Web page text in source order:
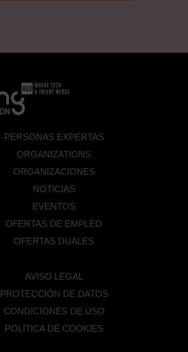
PERSONAS EXPERTAS
ORGANIZATIONS
ORGANIZACIONES
NOTICIAS
EVENTOS
OFERTAS DE EMPLEO
OFERTAS DUALES
AVISO LEGAL
PROTECCIÓN DE DATOS
CONDICIONES DE USO
POLÍTICA DE COOKIES